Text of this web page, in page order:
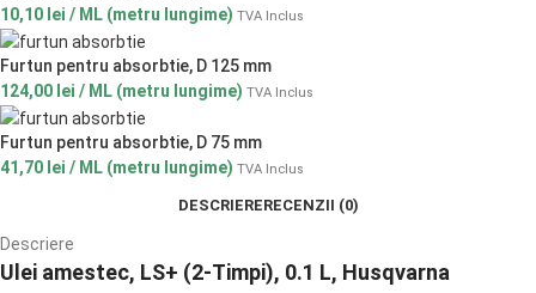
10,10 lei / ML (metru lungime) TVA Inclus
Furtun pentru absorbtie, D 125 mm
124,00 lei / ML (metru lungime) TVA Inclus
Furtun pentru absorbtie, D 75 mm
41,70 lei / ML (metru lungime) TVA Inclus
DESCRIERERECENZII (0)
Descriere
Ulei amestec, LS+ (2-Timpi), 0.1 L, Husqvarna